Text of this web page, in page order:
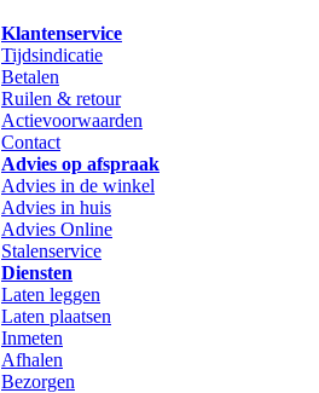
Klantenservice
Tijdsindicatie
Betalen
Ruilen & retour
Actievoorwaarden
Contact
Advies op afspraak
Advies in de winkel
Advies in huis
Advies Online
Stalenservice
Diensten
Laten leggen
Laten plaatsen
Inmeten
Afhalen
Bezorgen